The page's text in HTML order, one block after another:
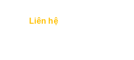
Liên hệ